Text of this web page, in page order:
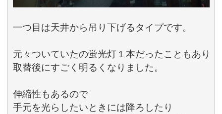
一つ目は天井から吊り下げるタイプです。
元々ついていたの蛍光灯１本だったこともあり
取替後にすごく明るくなりました。
伸縮性もあるので
手元を光らしたいときには降ろしたり